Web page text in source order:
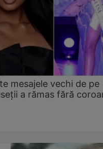
mesajele vechi de pe
a rămas fără